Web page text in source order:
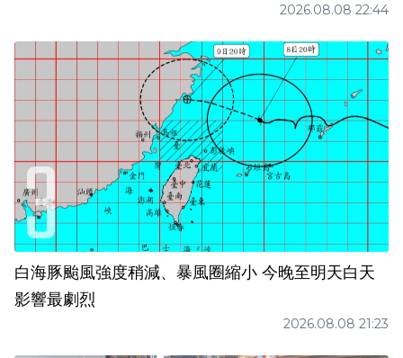
2026.08.08 22:44
白海豚颱風強度稍減、暴風圈縮小 今晚至明天白天
影響最劇烈
2026.08.08 21:23